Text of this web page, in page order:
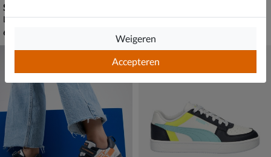
Skechers Uno Gen
Lage sneakers - blauw
€ 69,99
69
Klittenbandschoenen - blauw
Accepteren
Weigeren